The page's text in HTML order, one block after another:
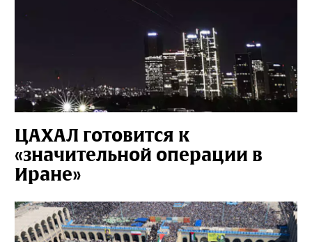
ЦАХАЛ готовится к
«значительной операции в
Иране»